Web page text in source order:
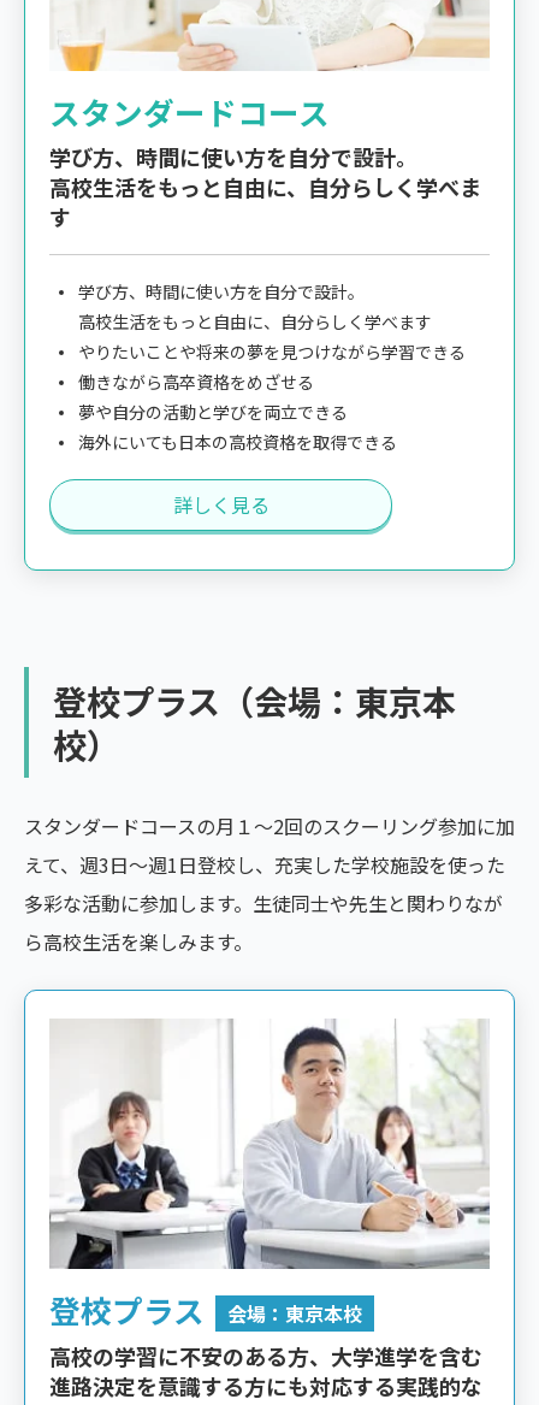
スタンダードコース
学び方、時間に使い方を自分で設計。
高校生活をもっと自由に、自分らしく学べま
す
学び方、時間に使い方を自分で設計。
高校生活をもっと自由に、自分らしく学べます
やりたいことや将来の夢を見つけながら学習できる
働きながら高卒資格をめざせる
夢や自分の活動と学びを両立できる
海外にいても日本の高校資格を取得できる
詳しく見る
登校プラス（会場：東京本
校）
スタンダードコースの月１～2回のスクーリング参加に加
えて、週3日～週1日登校し、充実した学校施設を使った
多彩な活動に参加します。生徒同士や先生と関わりなが
ら高校生活を楽しみます。
登校プラス 会場：東京本校
高校の学習に不安のある方、大学進学を含む
進路決定を意識する方にも対応する実践的な